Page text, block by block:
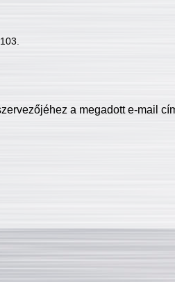
a megadott e-mail